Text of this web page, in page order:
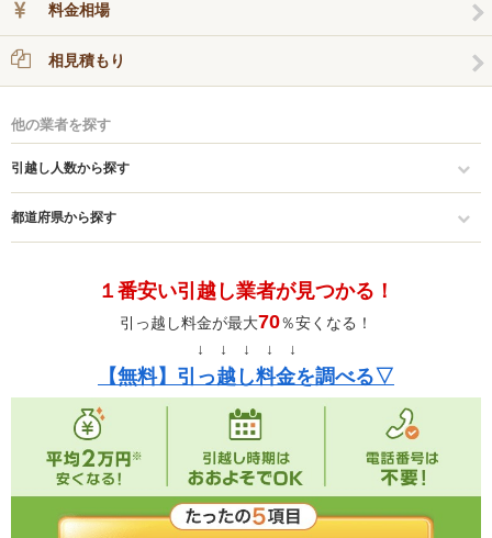
料金相場
相見積もり
他の業者を探す
引越し人数から探す
都道府県から探す
１番安い引越し業者が見つかる！
引っ越し料金が最大70％安くなる！
↓ ↓ ↓ ↓ ↓
【無料】引っ越し料金を調べる▽